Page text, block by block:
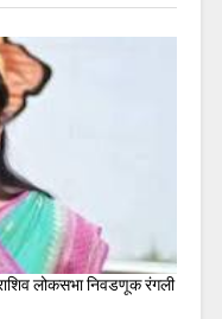
लोकसभा निवडणूक रंगली